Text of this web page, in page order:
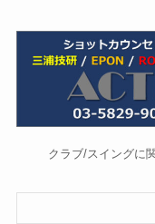
クラブ/スイングに